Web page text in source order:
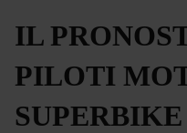
IL
PILOTI
SUPERBIKE